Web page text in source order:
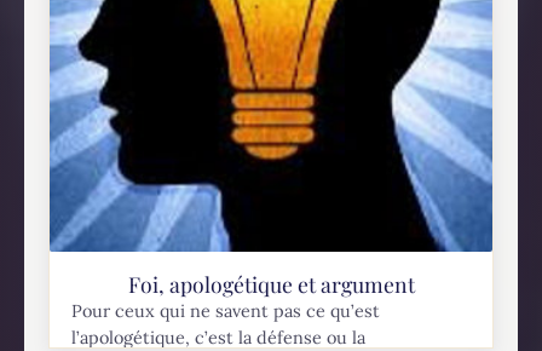
Foi, apologétique et argument
Pour ceux qui ne savent pas ce qu’est
l’apologétique, c’est la défense ou la